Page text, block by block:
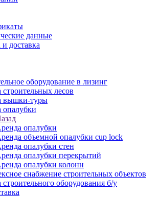
данные
доставка
оборудование в лизинг
строительных лесов
вышки-туры
опалубки
опалубки
объемной опалубки cup lock
опалубки стен
опалубки перекрытий
опалубки колонн
снабжение строительных объектов
оборудования б/у